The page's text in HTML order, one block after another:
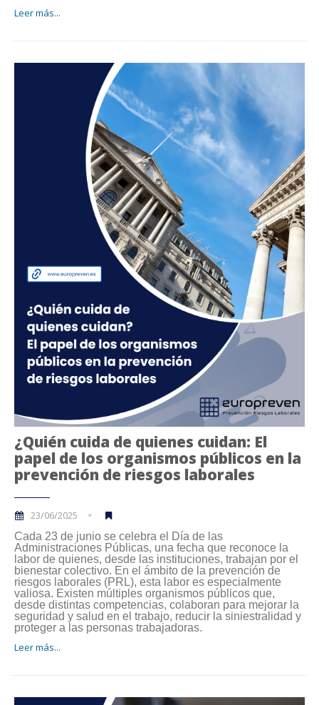
Leer más...
¿Quién cuida de quienes cuidan: El
papel de los organismos públicos en la
prevención de riesgos laborales
23/06/2025
Cada 23 de junio se celebra el Día de las
Administraciones Públicas, una fecha que reconoce la
labor de quienes, desde las instituciones, trabajan por el
bienestar colectivo. En el ámbito de la prevención de
riesgos laborales (PRL), esta labor es especialmente
valiosa. Existen múltiples organismos públicos que,
desde distintas competencias, colaboran para mejorar la
seguridad y salud en el trabajo, reducir la siniestralidad y
proteger a las personas trabajadoras.
Leer más...